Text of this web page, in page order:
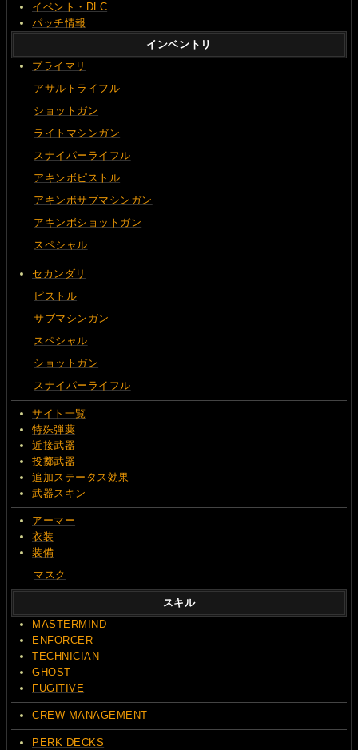
イベント・DLC
パッチ情報
インベントリ
プライマリ
アサルトライフル
ショットガン
ライトマシンガン
スナイパーライフル
アキンボピストル
アキンボサブマシンガン
アキンボショットガン
スペシャル
セカンダリ
ピストル
サブマシンガン
スペシャル
ショットガン
スナイパーライフル
サイト一覧
特殊弾薬
近接武器
投擲武器
追加ステータス効果
武器スキン
アーマー
衣装
装備
マスク
スキル
MASTERMIND
ENFORCER
TECHNICIAN
GHOST
FUGITIVE
CREW MANAGEMENT
PERK DECKS